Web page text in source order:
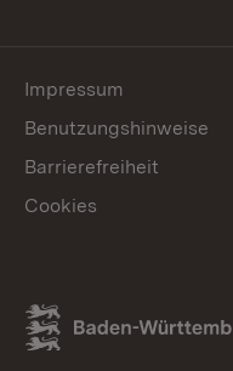
Link zum Landesportal
Impressum
Benutzungshinweise
Barrierefreiheit
Cookies